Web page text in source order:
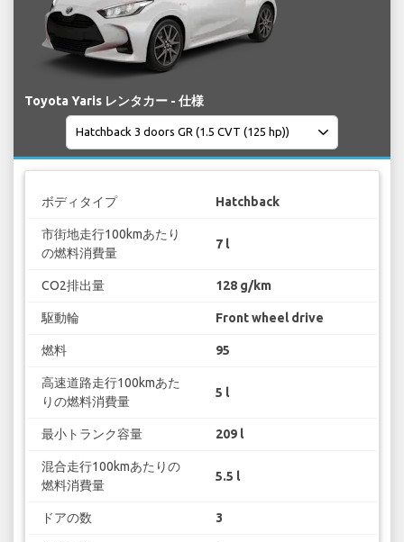
Toyota Yaris レンタカー - 仕様
ボディタイプ Hatchback
市街地走行100kmあたり
の燃料消費量
7 l
CO2排出量 128 g/km
駆動輪 Front wheel drive
燃料 95
高速道路走行100kmあた
りの燃料消費量
5 l
最小トランク容量 209 l
混合走行100kmあたりの
燃料消費量
5.5 l
ドアの数 3